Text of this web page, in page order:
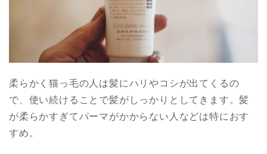
柔らかく猫っ毛の人は髪にハリやコシが出てくるの
で、使い続けることで髪がしっかりとしてきます。髪
が柔らかすぎてパーマがかからない人などは特におす
すめ。